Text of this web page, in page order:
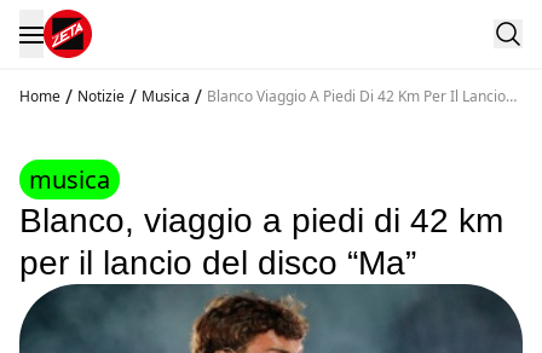
Home / Notizie / Musica / Blanco Viaggio A Piedi Di 42 Km Per Il Lancio
musica
Blanco, viaggio a piedi di 42 km
per il lancio del disco “Ma”